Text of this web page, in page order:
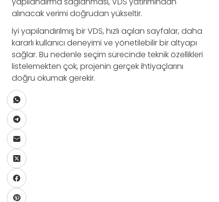
alınacak verimi doğrudan yükseltir.
İyi yapılandırılmış bir VDS, hızlı açılan sayfalar, daha
kararlı kullanıcı deneyimi ve yönetilebilir bir altyapı
sağlar. Bu nedenle seçim sürecinde teknik özellikleri
listelemekten çok, projenin gerçek ihtiyaçlarını
doğru okumak gerekir.